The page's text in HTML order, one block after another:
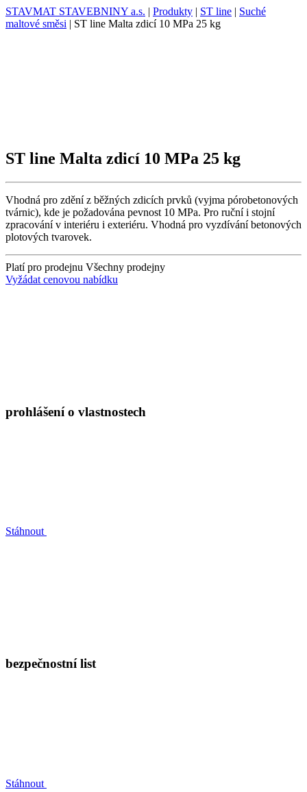
STAVMAT STAVEBNINY a.s. | Produkty | ST line | Suché
maltové směsi | ST line Malta zdicí 10 MPa 25 kg
ST line Malta zdicí 10 MPa 25 kg
Vhodná pro zdění z běžných zdicích prvků (vyjma pórobetonových
tvárnic), kde je požadována pevnost 10 MPa. Pro ruční i stojní
zpracování v interiéru i exteriéru. Vhodná pro vyzdívání betonových
plotových tvarovek.
Platí pro prodejnu Všechny prodejny
Vyžádat cenovou nabídku
prohlášení o vlastnostech
Stáhnout
bezpečnostní list
Stáhnout